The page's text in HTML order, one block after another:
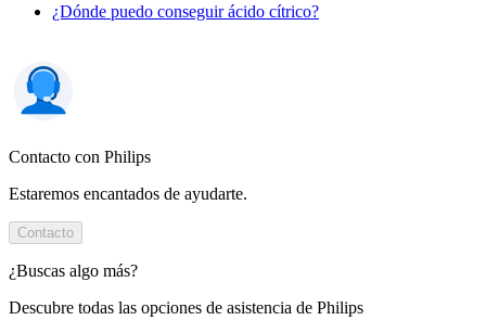
¿Dónde puedo conseguir ácido cítrico?
Contacto con Philips
Estaremos encantados de ayudarte.
Contacto
¿Buscas algo más?
Descubre todas las opciones de asistencia de Philips